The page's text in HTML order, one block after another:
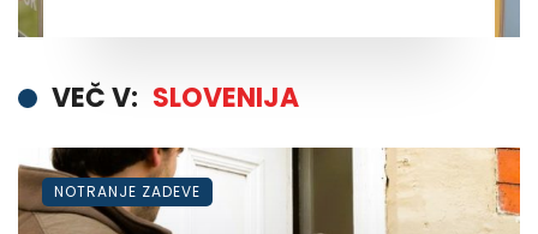
VEČ V: SLOVENIJA
NOTRANJE ZADEVE